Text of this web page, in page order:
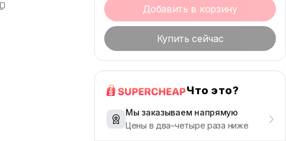
Добавить в корзину
Купить сейчас
Что это?
Мы заказываем напрямую
Цены в два–четыре раза ниже